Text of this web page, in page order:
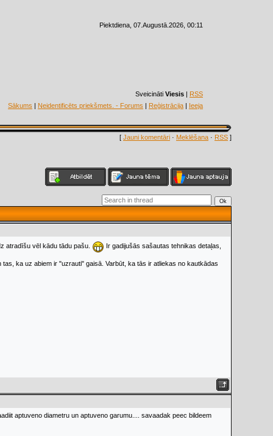
Piektdiena, 07.Augustā.2026, 00:11
Sveicināti Viesis | RSS
Sākums | Neidentificēts priekšmets. - Forums | Reģistrācija | Ieeja
[ Jauni komentāri · Meklēšana · RSS ]
atradīšu vēl kādu tādu pašu. Ir gadijušās sašautas tehnikas detaļas,
ka uz abiem ir "uzrauti" gaisā. Varbūt, ka tās ir atliekas no kautkādas
aptuveno diametru un aptuveno garumu.... savaadak peec bildeem